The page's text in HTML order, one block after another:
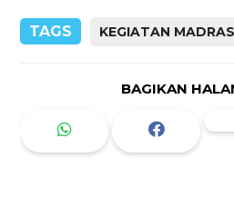
TAGS KEGIATAN
BAGIKAN